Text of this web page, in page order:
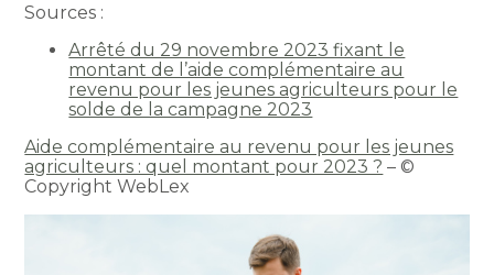
Sources :
Arrêté du 29 novembre 2023 fixant le
montant de l’aide complémentaire au
revenu pour les jeunes agriculteurs pour le
solde de la campagne 2023
Aide complémentaire au revenu pour les jeunes
agriculteurs : quel montant pour 2023 ? – ©
Copyright WebLex